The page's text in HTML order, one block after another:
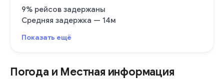
9% рейсов задержаны
Средняя задержка — 14м
Показать ещё
Погода и Местная информация